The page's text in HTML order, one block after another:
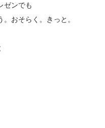
ゼンでも
おそらく。きっと。